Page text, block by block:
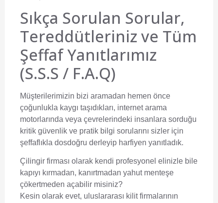
Sıkça Sorulan Sorular,
Tereddütleriniz ve Tüm
Şeffaf Yanıtlarımız
(S.S.S / F.A.Q)
Müşterilerimizin bizi aramadan hemen önce
çoğunlukla kaygı taşıdıkları, internet arama
motorlarında veya çevrelerindeki insanlara sorduğu
kritik güvenlik ve pratik bilgi sorularını sizler için
şeffaflıkla dosdoğru derleyip harfiyen yanıtladık.
Çilingir firması olarak kendi profesyonel elinizle bile
kapıyı kırmadan, kanırtmadan yahut menteşe
çökertmeden açabilir misiniz?
Kesin olarak evet, uluslararası kilit firmalarının